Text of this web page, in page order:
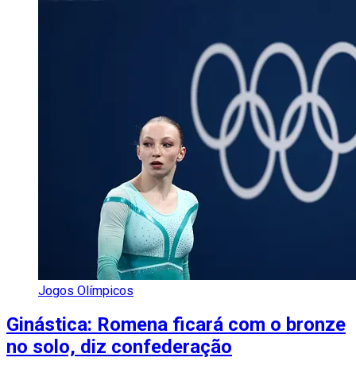
Jogos Olímpicos
Ginástica: Romena ficará com o bronze
no solo, diz confederação